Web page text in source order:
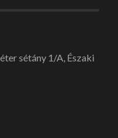
sétány 1/A, Északi